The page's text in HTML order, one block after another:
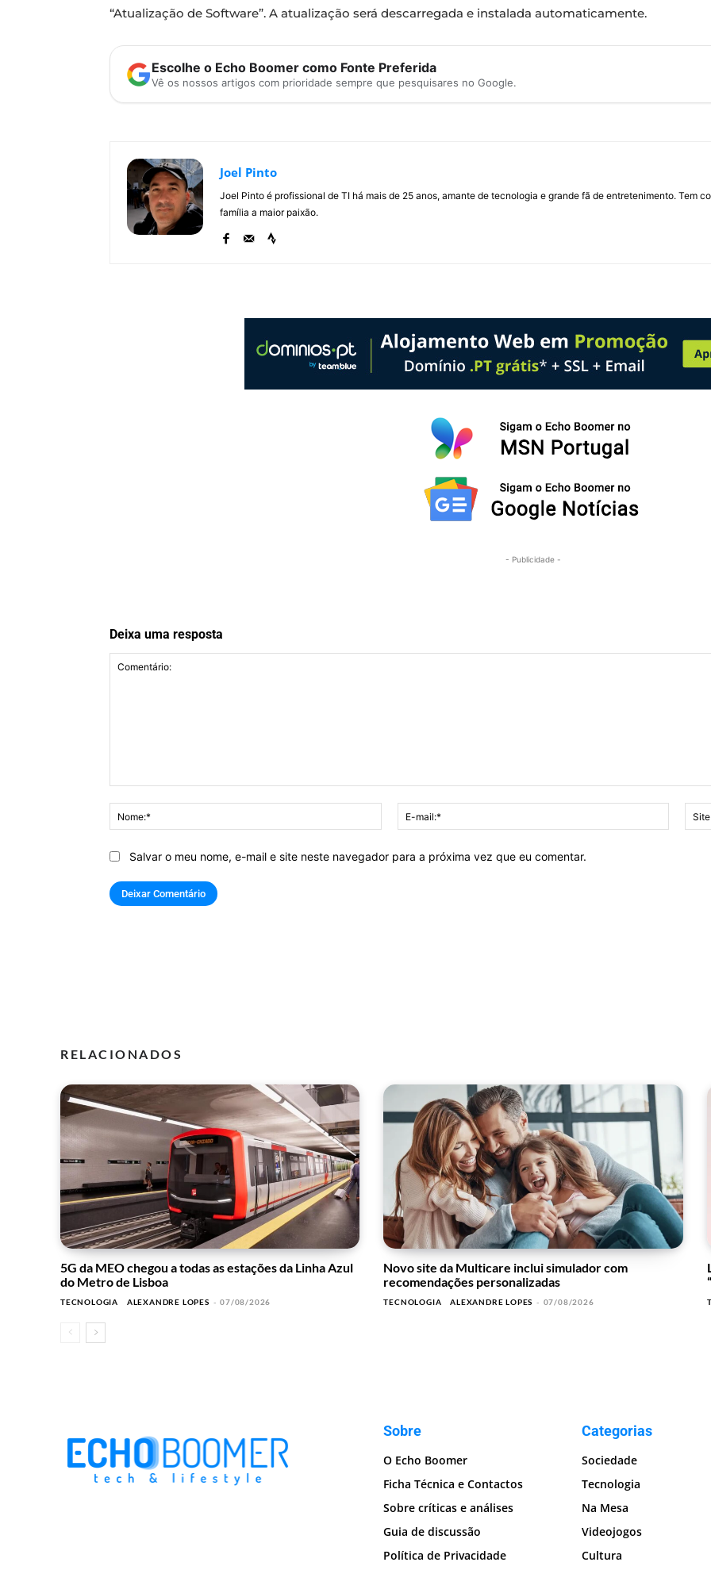
“Atualização de Software”. A atualização será descarregada e instalada automaticamente.
Escolhe o Echo Boomer como Fonte Preferida
Vê os nossos artigos com prioridade sempre que pesquisares no Google.
Joel Pinto
Joel Pinto é profissional de TI há mais de 25 anos, amante de tecnologia e grande fã de entretenimento. Tem
família a maior paixão.
- Publicidade -
Deixa uma resposta
Nome:*
mail:*
Salvar o meu nome, e-mail e site neste navegador para a próxima vez que eu comentar.
RELACIONADOS
5G da MEO chegou a todas as estações da Linha Azul
do Metro de Lisboa
TECNOLOGIA ALEXANDRE LOPES - 07/08/2026
Novo site da Multicare inclui simulador com
recomendações personalizadas
TECNOLOGIA ALEXANDRE LOPES - 07/08/2026
Sobre
O Echo Boomer
Ficha Técnica e Contactos
Sobre críticas e análises
Guia de discussão
Política de Privacidade
Categorias
Sociedade
Tecnologia
Na Mesa
Videojogos
Cultura